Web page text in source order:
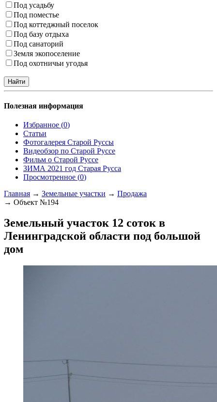
Под усадьбу
Под поместье
Под коттеджный поселок
Под базу отдыха
Под санаторий
Земля экопоселение
Под охотничьи угодья
Полезная информация
Избранное (0)
Статьи
Фотогалерея Старой Руссы
Видеобзор по Старой Руссе
Фильм о Старой Руссе
ЗИМА 2021 год Старая Русса
Просмотренное (0)
Главная → Земельные участки → Продажа
→ Объект №194
Земельный участок 12 соток в
Ленинградской области под большой
дом